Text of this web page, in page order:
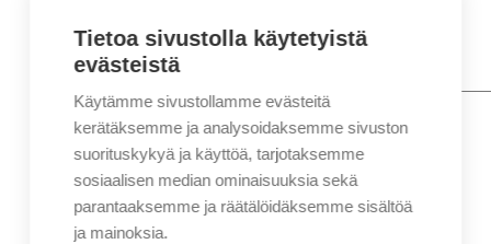
Nimi*
Etunimi
Sukunimi
Sähköposti*
Tietoa sivustolla käytetyistä
evästeistä
Käytämme sivustollamme evästeitä
kerätäksemme ja analysoidaksemme sivuston
suorituskykyä ja käyttöä, tarjotaksemme
sosiaalisen median ominaisuuksia sekä
parantaaksemme ja räätälöidäksemme sisältöä
ja mainoksia.